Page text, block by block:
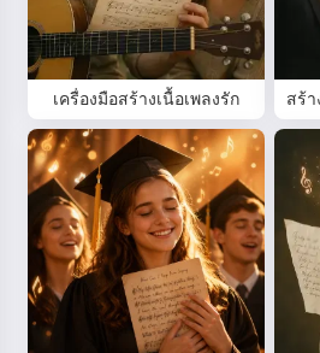
เครื่องมือสร้างเนื้อเพลงรัก สร้า